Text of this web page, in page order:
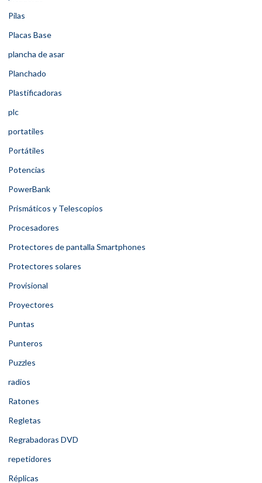
Pilas
Placas Base
plancha de asar
Planchado
Plastificadoras
plc
portatiles
Portátiles
Potencias
PowerBank
Prismáticos y Telescopios
Procesadores
Protectores de pantalla Smartphones
Protectores solares
Provisional
Proyectores
Puntas
Punteros
Puzzles
radios
Ratones
Regletas
Regrabadoras DVD
repetidores
Réplicas